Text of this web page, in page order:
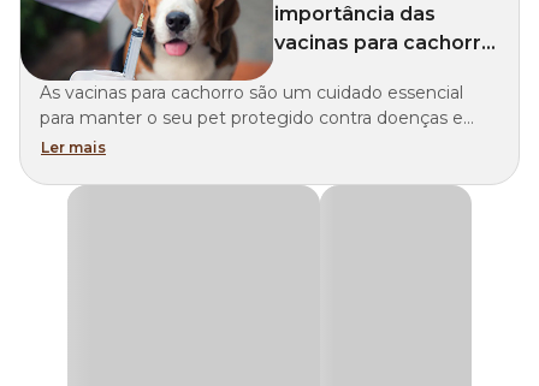
importância das
vacinas para cachorro
imunização
As vacinas para cachorro são um cuidado essencial
para manter o seu pet protegido contra doenças e
parasitas. A prevenção começa a partir dos 45 dias e se
guia completo para tutores de cachorros filhotes.
Ler mais